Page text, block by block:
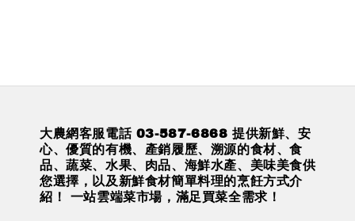
大農網客服電話 03-587-6868 提供新鮮、安
心、優質的有機、產銷履歷、溯源的食材、食
品、蔬菜、水果、肉品、海鮮水產、美味美食供
您選擇，以及新鮮食材簡單料理的烹飪方式介
紹！ 一站雲端菜市場，滿足買菜全需求！